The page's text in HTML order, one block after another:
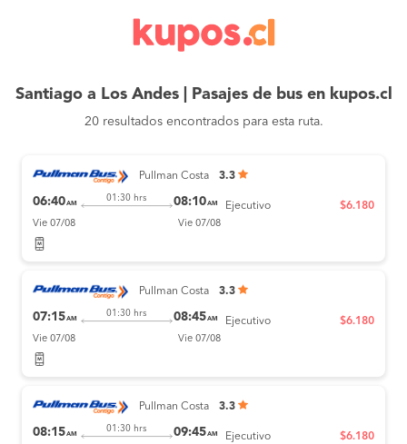
Santiago a Los Andes | Pasajes de bus en kupos.cl
20 resultados encontrados para esta ruta.
Pullman Costa 3.3
06:40AM
01:30 hrs 08:10AM
Vie 07/08 Vie 07/08
Ejecutivo $6.180
Pullman Costa 3.3
07:15AM
01:30 hrs 08:45AM
Vie 07/08 Vie 07/08
Ejecutivo $6.180
Pullman Costa 3.3
08:15AM
01:30 hrs 09:45AM Ejecutivo $6.180